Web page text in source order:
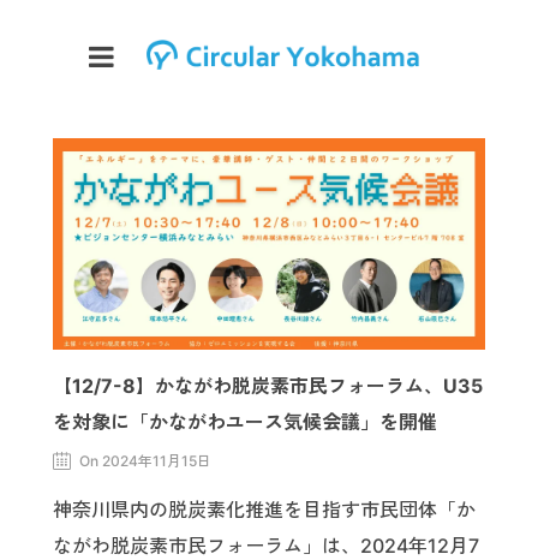
【12/7-8】かながわ脱炭素市民フォーラム、U35
を対象に「かながわユース気候会議」を開催
On 2024年11月15日
神奈川県内の脱炭素化推進を目指す市民団体「か
ながわ脱炭素市民フォーラム」は、2024年12月7